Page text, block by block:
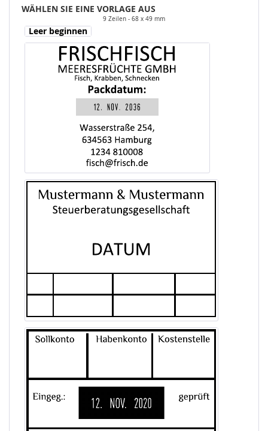
WÄHLEN SIE EINE VORLAGE AUS
9 Zeilen 68 x 49 mm
Leer beginnen